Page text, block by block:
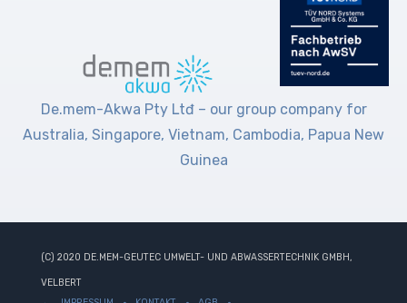
De.mem-Akwa Pty Ltđ – our group company for
Australia, Singapore, Vietnam, Cambodia, Papua New
Guinea
(C) 2020 DE.MEM-GEUTEC UMWELT- UND ABWASSERTECHNIK GMBH,
VELBERT